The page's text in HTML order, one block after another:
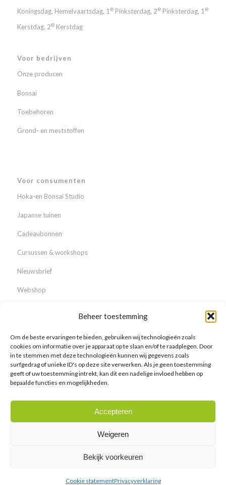
Beheer toestemming
Om de beste ervaringen te bieden, gebruiken wij technologieën zoals
cookies om informatie over je apparaat op te slaan en/of te raadplegen. Door
in te stemmen met deze technologieën kunnen wij gegevens zoals
surfgedrag of unieke ID's op deze site verwerken. Als je geen toestemming
geeft of uw toestemming intrekt, kan dit een nadelige invloed hebben op
bepaalde functies en mogelijkheden.
Accepteren
Weigeren
Bekijk voorkeuren
Cookie statementPrivacyverklaring
Koningsdag, Hemelvaartsdag, 1 ePinksterdag, 2ePinksterdag, 1 e
Kerstdag, 2eKerstdag
Voor bedrijven
Onze producen
Bonsai
Toebehoren
Grond- en meststoffen
Voor consumenten
Hoka-en Bonsai Studio
Japanse tuinen
Cadeaubonnen
Cursussen & workshops
Nieuwsbrief
Webshop
Over ons
Waarom Lodder Bonsai?
Nieuws & Events
Privacyverklaring